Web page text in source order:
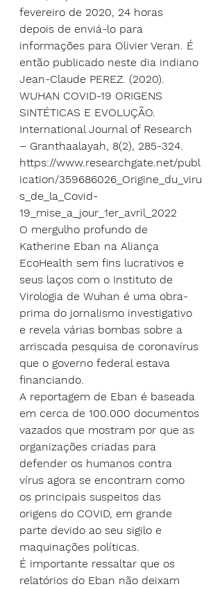
fevereiro de 2020, 24 horas
depois de enviá-lo para
informações para Olivier Veran. É
então publicado neste dia indiano
Jean-Claude PEREZ. (2020).
WUHAN COVID-19 ORIGENS
SINTÉTICAS E EVOLUÇÃO.
International Journal of Research
– Granthaalayah, 8(2), 285-324.
https://www.researchgate.net/publ
ication/359686026_Origine_du_viru
s_de_la_Covid-
19_mise_a_jour_1er_avril_2022
O mergulho profundo de
Katherine Eban na Aliança
EcoHealth sem fins lucrativos e
seus laços com o Instituto de
Virologia de Wuhan é uma obra-
prima do jornalismo investigativo
e revela várias bombas sobre a
arriscada pesquisa de coronavírus
que o governo federal estava
financiando.
A reportagem de Eban é baseada
em cerca de 100.000 documentos
vazados que mostram por que as
organizações criadas para
defender os humanos contra
vírus agora se encontram como
os principais suspeitos das
origens do COVID, em grande
parte devido ao seu sigilo e
maquinações políticas.
É importante ressaltar que os
relatórios do Eban não deixam